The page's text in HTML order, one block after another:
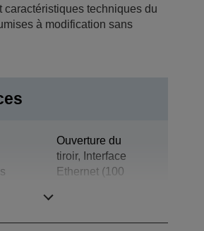
caractéristiques techniques du
à modification sans
Ouverture du
tiroir, Interface
Ethernet (100